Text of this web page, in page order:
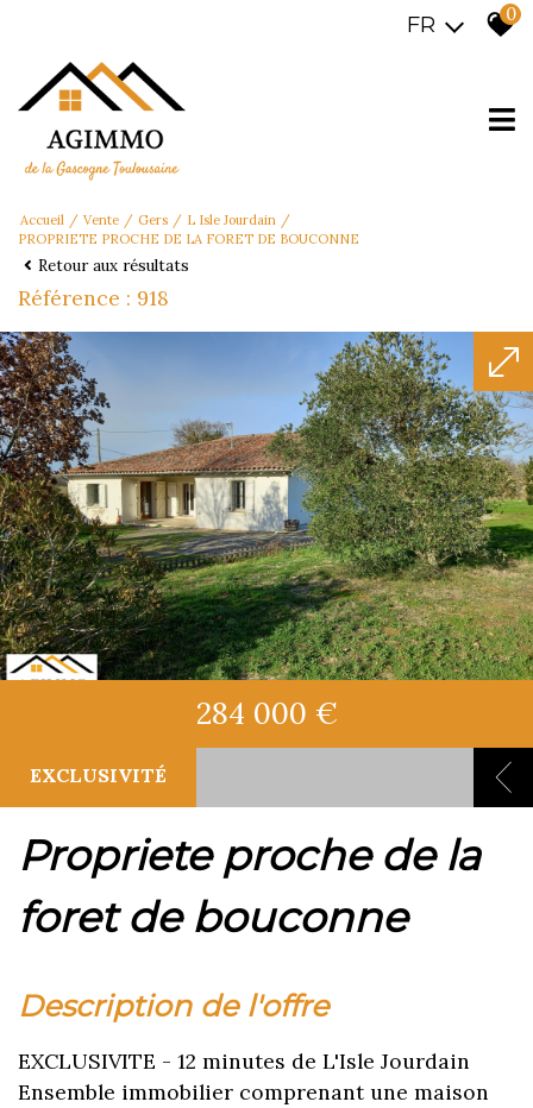
FR 0
Accueil Vente Gers
L Isle Jourdain
PROPRIETE PROCHE DE LA FORET DE BOUCONNE
Retour aux résultats
Référence : 918
EXCLUSIVITÉ
284 000 €
propriete proche de la
foret de bouconne
description de l'offre
EXCLUSIVITE - 12 minutes de L'Isle Jourdain
Ensemble immobilier comprenant une maison